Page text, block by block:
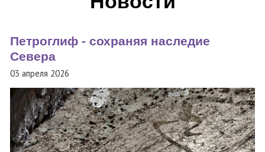
Петроглиф - сохраняя наследие
Севера
03 апреля 2026